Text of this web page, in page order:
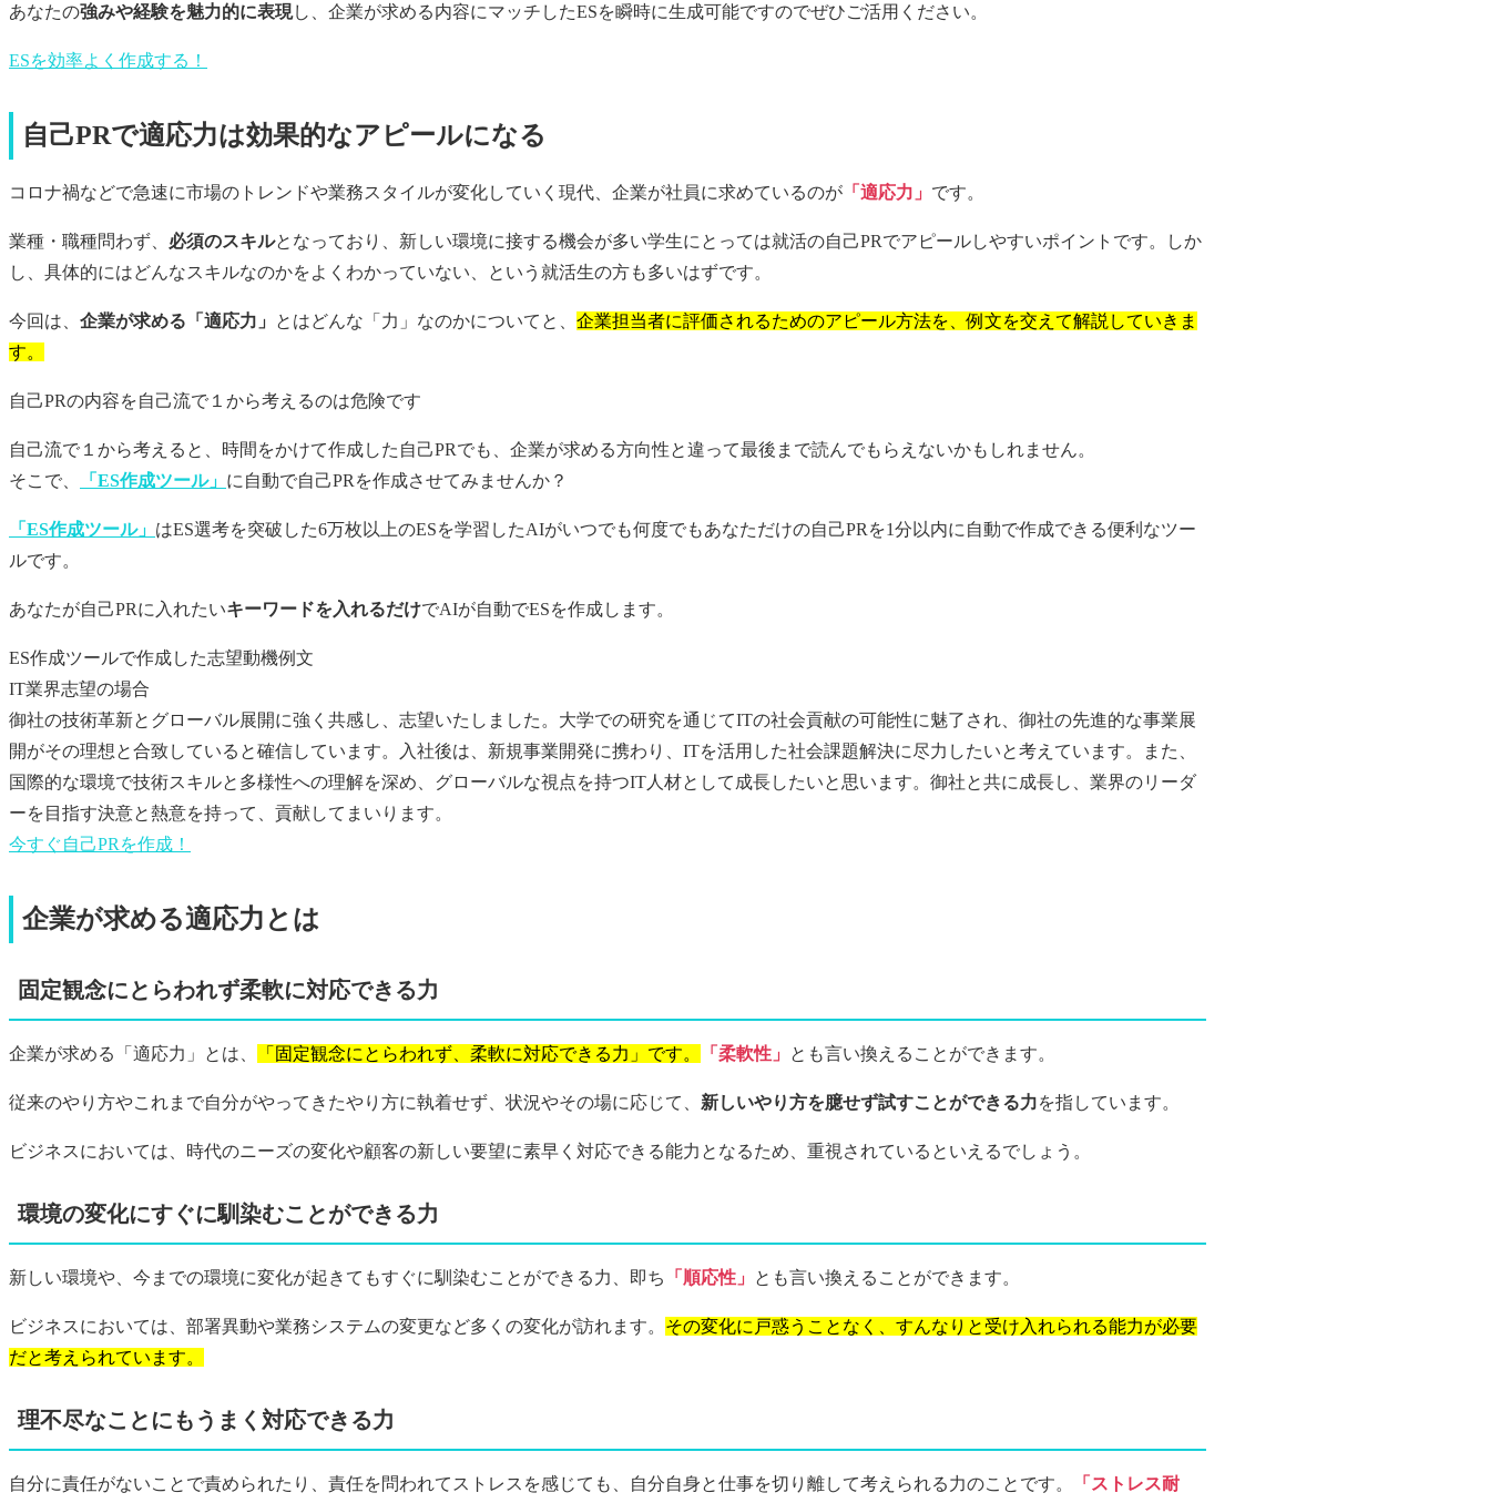
あなたの強みや経験を魅力的に表現し、企業が求める内容にマッチしたESを瞬時に生成可能ですのでぜひご活用ください。
ESを効率よく作成する！
自己PRで適応力は効果的なアピールになる
コロナ禍などで急速に市場のトレンドや業務スタイルが変化していく現代、企業が社員に求めているのが 「適応力」 です。
業種・職種問わず、 必須のスキルとなっており、新しい環境に接する機会が多い学生にとっては就活の自己PRでアピールしやすいポイントです。しか
し、具体的にはどんなスキルなのかをよくわかっていない、という就活生の方も多いはずです。
今回は、 企業が求める「適応力」 とはどんな「力」なのかについてと、 企業担当者に評価されるためのアピール方法を、例文を交えて解説していきま
す。
自己PRの内容を自己流で１から考えるのは危険です
自己流で１から考えると、時間をかけて作成した 自己PRでも、企業が求める方向性と違って最後まで読んでもらえないかもしれません。
そこで、
「ES作成ツール」 に自動で自己PR を作成させてみませんか？
「ES作成ツール」 はES選考を突破した6万枚以上のESを学習したAIがいつでも何度でもあなただけの自己PR を1分以内に自動で作成できる便利なツー
ルです。
あなたが自己PRに入れたいキーワードを入れるだけでAIが自動でESを作成します。
ES作成ツールで作成した志望動機例文
IT業界志望の場合
御社の技術革新とグローバル展開に強く共感し、志望いたしました。大学での研究を通じてITの社会貢献の可能性に魅了され、御社の先進的な事業展
開がその理想と合致していると確信しています。入社後は、新規事業開発に携わり、ITを活用した社会課題解決に尽力したいと考えています。また、
国際的な環境で技術スキルと多様性への理解を深め、グローバルな視点を持つIT人材として成長したいと思います。御社と共に成長し、業界のリーダ
ーを目指す決意と熱意を持って、貢献してまいります。
今すぐ自己PR を作成！
企業が求める適応力とは
固定観念にとらわれず柔軟に対応できる力
企業が求める「適応力」とは、 「固定観念にとらわれず、柔軟に対応できる力」です。 「柔軟性」 とも言い換えることができます。
従来のやり方やこれまで自分がやってきたやり方に執着せず、状況やその場に応じて、 新しいやり方を臆せず試すことができる力を指しています。
ビジネスにおいては、時代のニーズの変化や顧客の新しい要望に素早く対応できる能力となるため、重視されているといえるでしょう。
環境の変化にすぐに馴染むことができる力
新しい環境や、今までの環境に変化が起きてもすぐに馴染むことができる力、即ち 「順応性」 とも言い換えることができます。
ビジネスにおいては、部署異動や業務システムの変更など多くの変化が訪れます。 その変化に戸惑うことなく、すんなりと受け入れられる能力が必要
だと考えられています。
理不尽なことにもうまく対応できる力
自分に責任がないことで責められたり、責任を問われてストレスを感じても、自分自身と仕事を切り離して考えられる力のことです。 「ストレス耐